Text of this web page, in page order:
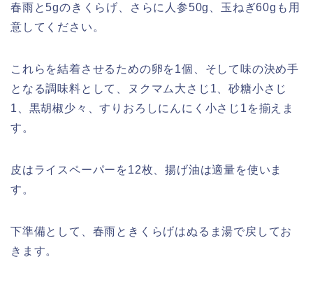
春雨と5gのきくらげ、さらに人参50g、玉ねぎ60gも用
意してください。
これらを結着させるための卵を1個、そして味の決め手
となる調味料として、ヌクマム大さじ1、砂糖小さじ
1、黒胡椒少々、すりおろしにんにく小さじ1を揃えま
す。
皮はライスペーパーを12枚、揚げ油は適量を使いま
す。
下準備として、春雨ときくらげはぬるま湯で戻してお
きます。